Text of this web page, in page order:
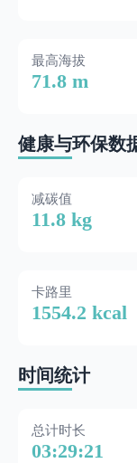
最高海拔
71.8 m
健康与环保数
减碳值
11.8 kg
卡路里
1554.2 kcal
时间统计
总计时长
03:29:21